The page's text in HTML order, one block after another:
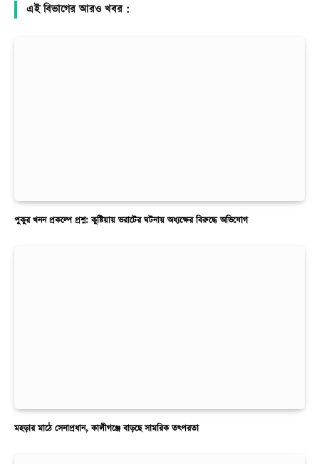
এই বিভাগের আরও খবর :
পুকুর খনন প্রকল্পে প্রশ্ন: কুষ্টিয়ায় ভরাটের ঘটনায় অধ্যক্ষের বিরুদ্ধে অভিযোগ
মহড়ার মাঠে সেনাপ্রধান, কালীগঞ্জে বাড়ছে সামরিক তৎপরতা